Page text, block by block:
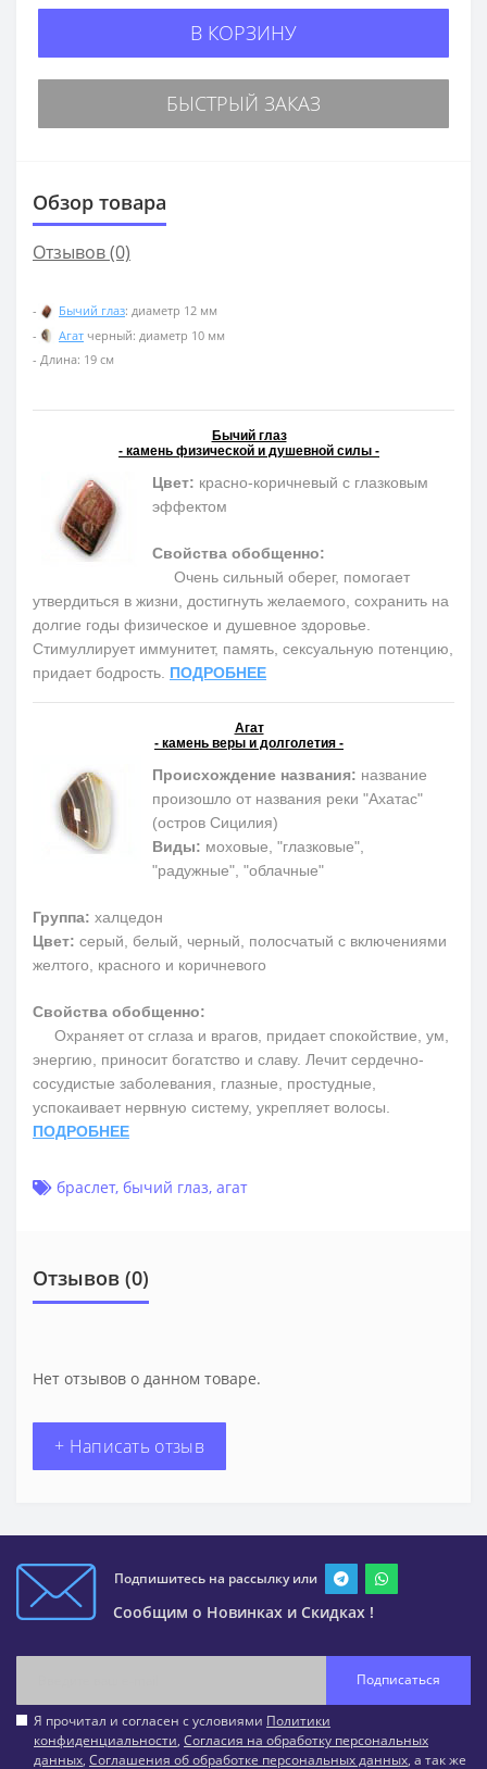
В КОРЗИНУ
БЫСТРЫЙ ЗАКАЗ
Обзор товара
Отзывов (0)
- Бычий глаз: диаметр 12 мм
-
Агат черный: диаметр 10 мм
- Длина: 19 см
Бычий глаз
- камень физической и душевной силы -
Цвет: красно-коричневый с глазковым
эффектом
Свойства обобщенно:
Очень сильный оберег, помогает
утвердиться в жизни, достигнуть желаемого, сохранить на
долгие годы физическое и душевное здоровье.
Cтимуллирует иммунитет, память, сексуальную потенцию,
придает бодрость. ПОДРОБНЕЕ
Агат
- камень веры и долголетия -
Происхождение названия: название
произошло от названия реки "Ахатас"
(остров Сицилия)
Виды: моховые, "глазковые",
"радужные", "облачные"
Группа: халцедон
Цвет: серый, белый, черный, полосчатый с включениями
желтого, красного и коричневого
Свойства обобщенно:
Охраняет от сглаза и врагов, придает спокойствие, ум,
энергию, приносит богатство и славу. Лечит сердечно-
сосудистые заболевания, глазные, простудные,
успокаивает нервную систему, укрепляет волосы.
ПОДРОБНЕЕ
браслет, бычий глаз, агат
Отзывов (0)
Нет отзывов о данном товаре.
+ Написать отзыв
Подпишитесь на рассылку или
Сообщим о Новинках и Скидках !
Подписаться
Я прочитал и согласен с условиями Политики
конфиденциальности, Согласия на обработку персональных
данных, Соглашения об обработке персональных данных, а так же